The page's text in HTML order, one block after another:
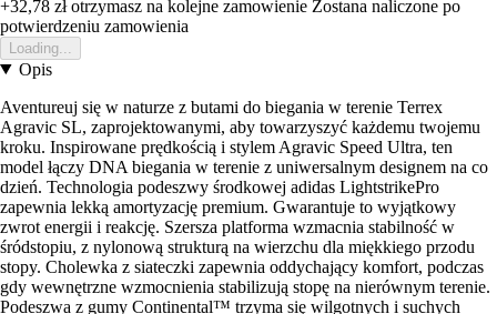
+32,78 złotrzymasz na kolejne zamowienie Zostana naliczone po
potwierdzeniu zamowienia
Loading...
Opis
Aventureuj się w naturze z butami do biegania w terenie Terrex
Agravic SL, zaprojektowanymi, aby towarzyszyć każdemu twojemu
kroku. Inspirowane prędkością i stylem Agravic Speed Ultra, ten
model łączy DNA biegania w terenie z uniwersalnym designem na co
dzień. Technologia podeszwy środkowej adidas LightstrikePro
zapewnia lekką amortyzację premium. Gwarantuje to wyjątkowy
zwrot energii i reakcję. Szersza platforma wzmacnia stabilność w
śródstopiu, z nylonową strukturą na wierzchu dla miękkiego przodu
stopy. Cholewka z siateczki zapewnia oddychający komfort, podczas
gdy wewnętrzne wzmocnienia stabilizują stopę na nierównym terenie.
Podeszwa z gumy Continental™ trzyma się wilgotnych i suchych